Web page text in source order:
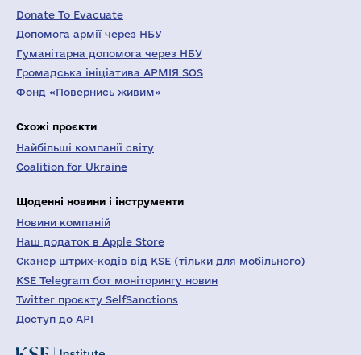
Donate To Evacuate
Допомога армії через НБУ
Гуманітарна допомога через НБУ
Громадська ініціатива АРМІЯ SOS
Фонд «Повернись живим»
Схожі проєкти
Найбільші компанії світу
Coalition for Ukraine
Щоденні новини і інструменти
Новини компаній
Наш додаток в Apple Store
Сканер штрих-кодів від KSE (тільки для мобільного)
KSE Telegram бот моніторингу новин
Twitter проєкту SelfSanctions
Доступ до API